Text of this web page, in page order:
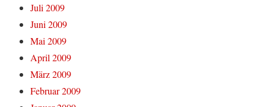
Juli 2009
Juni 2009
Mai 2009
April 2009
März 2009
Februar 2009